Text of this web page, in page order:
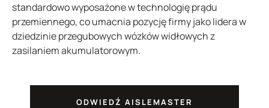
standardowo wyposażone w technologię prądu
przemiennego, co umacnia pozycję firmy jako lidera w
dziedzinie przegubowych wózków widłowych z
zasilaniem akumulatorowym.
ODWIEDŹ AISLEMASTER